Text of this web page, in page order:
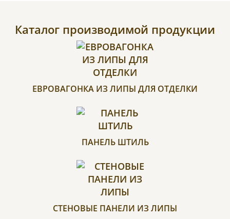
Каталог производимой продукции
ЕВРОВАГОНКА ИЗ ЛИПЫ ДЛЯ ОТДЕЛКИ
ПАНЕЛЬ ШТИЛЬ
СТЕНОВЫЕ ПАНЕЛИ ИЗ ЛИПЫ